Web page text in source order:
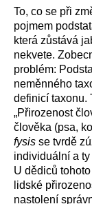
To, co se při
pojmem
která zůstává
nekvete.
problém:
neměnného
definicí taxonu.
„Přirozenost
člověka (psa,
fysis se tvrdě
individuální a
U dědiců
lidské
nastolení